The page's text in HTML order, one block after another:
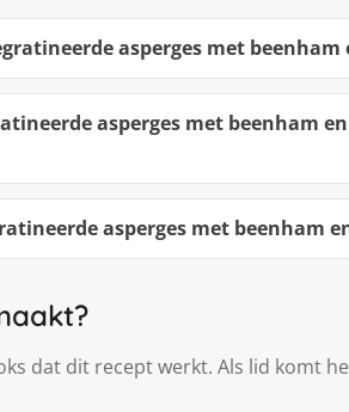
asperges met beenham
asperges met beenham
asperges met beenham
dat dit recept werkt. Als lid komt